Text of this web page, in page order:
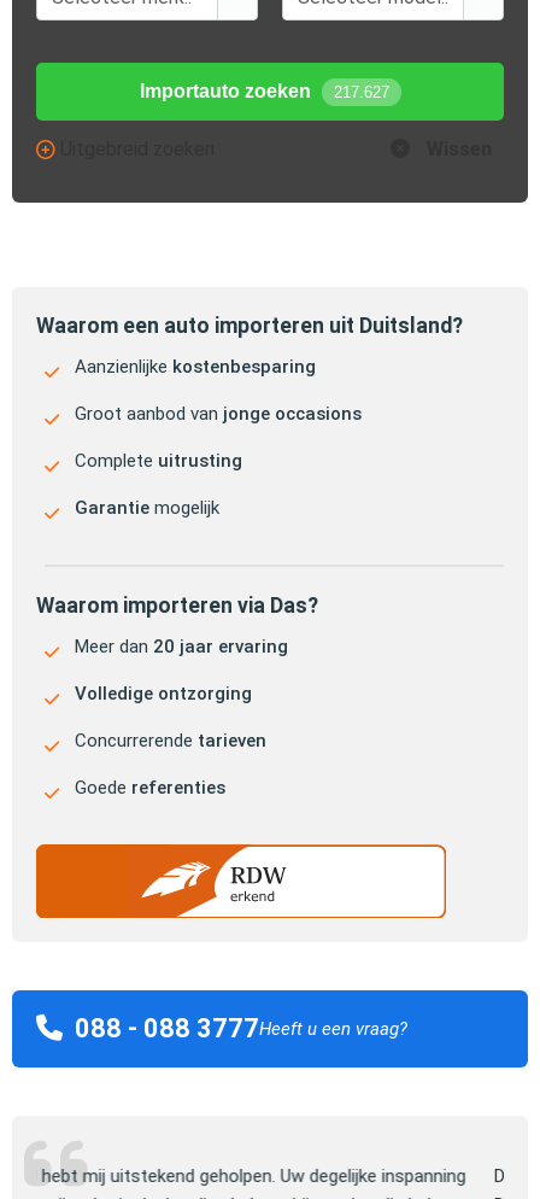
Importauto zoeken 217.627
Waarom een auto importeren uit Duitsland?
Aanzienlijke kostenbesparing
Groot aanbod van jonge occasions
Complete uitrusting
Garantie mogelijk
Waarom importeren via Das?
Meer dan 20 jaar ervaring
Volledige ontzorging
Concurrerende tarieven
Goede referenties
Heeft u een vraag?
088 - 088 3777
De keuze voor de auto heb ik zelf gemaakt, daarna heeft